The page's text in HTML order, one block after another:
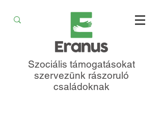
Szociális támogatásokat
szervezünk rászoruló
családoknak